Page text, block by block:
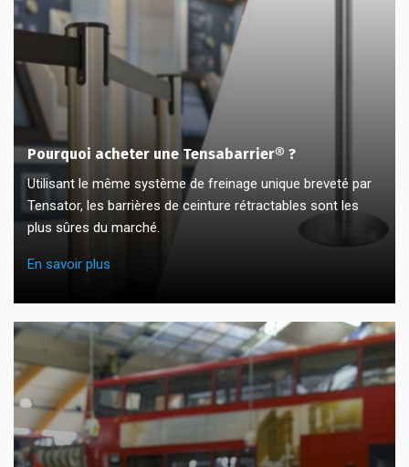
Pourquoi acheter une Tensabarrier® ?
Utilisant le même système de freinage unique breveté par
Tensator, les barrières de ceinture rétractables sont les
plus sûres du marché.
En savoir plus